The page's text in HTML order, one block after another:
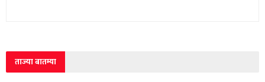
ताज्या बातम्या